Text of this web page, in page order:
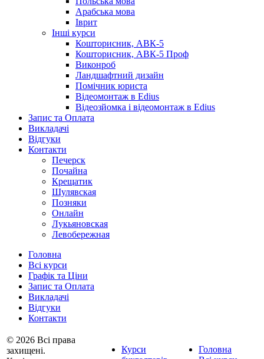
Арабська мова
Іврит
Інші курси
Кошторисник, АВК-5
Кошторисник, АВК-5 Проф
Виконроб
Ландшафтний дизайн
Помічник юриста
Відеомонтаж в Edius
Відеозйомка і відеомонтаж в Edius
Запис та Оплата
Викладачі
Відгуки
Контакти
Печерск
Почайна
Крещатик
Шулявская
Позняки
Онлайн
Лукьяновская
Левобережная
Головна
Всі курси
Графік та Ціни
Запис та Оплата
Викладачі
Відгуки
Контакти
© 2026 Всі права
захищені.
Курси
Головна